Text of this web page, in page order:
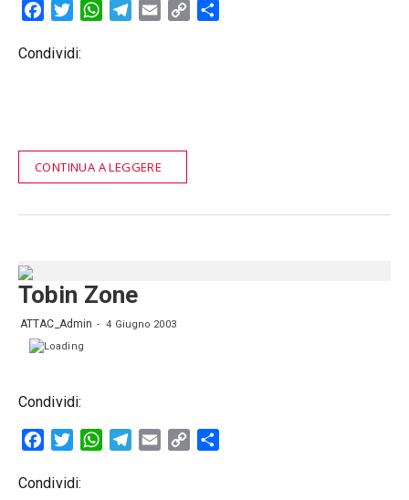
FacebookTwitterWhatsAppTelegram
Email
Copy
Condividi:
CONTINUA A LEGGERE
Tobin Zone
ATTAC_Admin 4 Giugno 2003
Condividi:
FacebookTwitterWhatsAppTelegram
Email
Copy
Condividi: